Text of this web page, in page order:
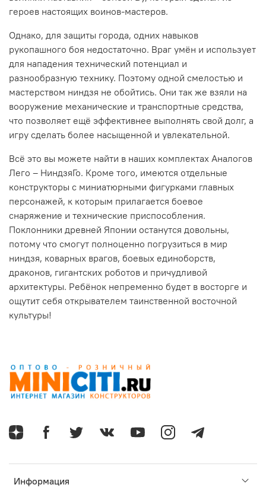
героев настоящих воинов-мастеров.
Однако, для защиты города, одних навыков
рукопашного боя недостаточно. Враг умён и использует
для нападения технический потенциал и
разнообразную технику. Поэтому одной смелостью и
мастерством ниндзя не обойтись. Они так же взяли на
вооружение механические и транспортные средства,
что позволяет ещё эффективнее выполнять свой долг, а
игру сделать более насыщенной и увлекательной.
Всё это вы можете найти в наших комплектах Аналогов
Лего – НиндзяГо. Кроме того, имеются отдельные
конструкторы с миниатюрными фигурками главных
персонажей, к которым прилагается боевое
снаряжение и технические приспособления.
Поклонники древней Японии останутся довольны,
потому что смогут полноценно погрузиться в мир
ниндзя, коварных врагов, боевых единоборств,
драконов, гигантских роботов и причудливой
архитектуры. Ребёнок непременно будет в восторге и
ощутит себя открывателем таинственной восточной
культуры!
Информация